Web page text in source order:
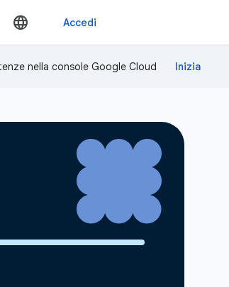
nella console Google Cloud